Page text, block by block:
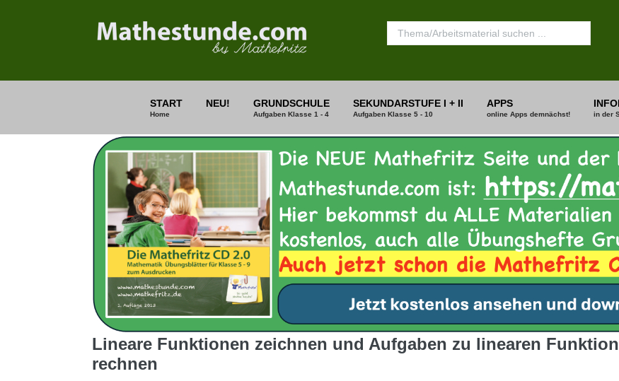
START
Home
NEU! GRUNDSCHULE
Aufgaben Klasse 1 - 4
SEKUNDARSTUFE I + II
Aufgaben Klasse 5 - 10
APPS
online Apps demnächst! in der
Lineare Funktionen zeichnen und Aufgaben zu linearen
rechnen